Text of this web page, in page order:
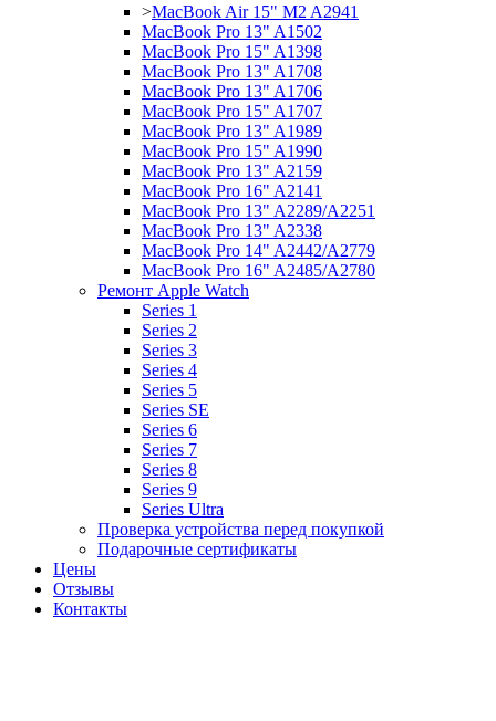
>MacBook Air 15" M2 A2941
MacBook Pro 13" A1502
MacBook Pro 15" A1398
MacBook Pro 13" A1708
MacBook Pro 13" A1706
MacBook Pro 15" A1707
MacBook Pro 13" A1989
MacBook Pro 15" A1990
MacBook Pro 13" A2159
MacBook Pro 16" A2141
MacBook Pro 13" A2289/A2251
MacBook Pro 13" A2338
MacBook Pro 14" A2442/A2779
MacBook Pro 16" A2485/A2780
Ремонт Apple Watch
Series 1
Series 2
Series 3
Series 4
Series 5
Series SE
Series 6
Series 7
Series 8
Series 9
Series Ultra
Проверка устройства перед покупкой
Подарочные сертификаты
Цены
Отзывы
Контакты